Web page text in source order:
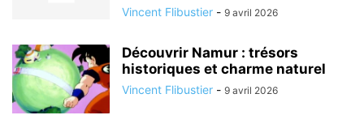
Vincent Flibustier - 9 avril 2026
Découvrir Namur : trésors
historiques et charme naturel
Vincent Flibustier - 9 avril 2026